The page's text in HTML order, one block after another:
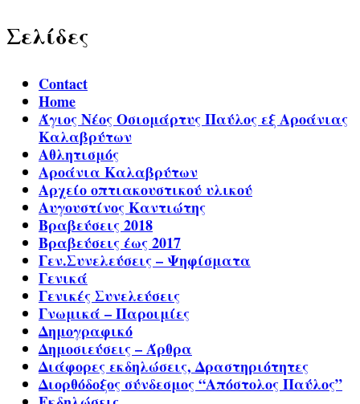
Σελίδες
Contact
Home
Άγιος Νέος Οσιομάρτυς Παύλος εξ Αροάνιας
Καλαβρύτων
Αθλητισμός
Αροάνια Καλαβρύτων
Αρχείο οπτιακουστικού υλικού
Αυγουστίνος Καντιώτης
Βραβεύσεις 2018
Βραβεύσεις έως 2017
Γεν.Συνελεύσεις – Ψηφίσματα
Γενικά
Γενικές Συνελεύσεις
Γνωμικά – Παροιμίες
Δημογραφικό
Δημοσιεύσεις – Άρθρα
Διάφορες εκδηλώσεις, Δραστηριότητες
Διορθόδοξος σύνδεσμος “Απόστολος Παύλος”